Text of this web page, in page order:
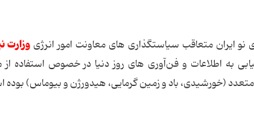
نو ایران متعاقب سیاستگذاری های معاونت امور انرژیوزارت
به اطلاعات و فن‌آوری های روز دنیا در خصوص استفاده از
(خورشیدی، باد و زمین گرمایی، هیدورژن و بیوماس)